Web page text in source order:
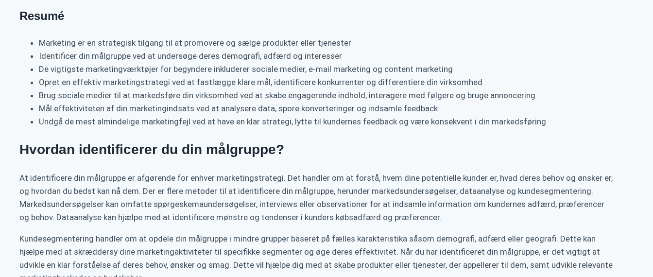
Resumé
Marketing er en strategisk tilgang til at promovere og sælge produkter eller tjenester
Identificer din målgruppe ved at undersøge deres demografi, adfærd og interesser
De vigtigste marketingværktøjer for begyndere inkluderer sociale medier, e-mail marketing og content marketing
Opret en effektiv marketingstrategi ved at fastlægge klare mål, identificere konkurrenter og differentiere din virksomhed
Brug sociale medier til at markedsføre din virksomhed ved at skabe engagerende indhold, interagere med følgere og bruge annoncering
Mål effektiviteten af din marketingindsats ved at analysere data, spore konverteringer og indsamle feedback
Undgå de mest almindelige marketingfejl ved at have en klar strategi, lytte til kundernes feedback og være konsekvent i din markedsføring
Hvordan identificerer du din målgruppe?
At identificere din målgruppe er afgørende for enhver marketingstrategi. Det handler om at forstå, hvem dine potentielle kunder er, hvad deres behov og ønsker er,
og hvordan du bedst kan nå dem. Der er flere metoder til at identificere din målgruppe, herunder markedsundersøgelser, dataanalyse og kundesegmentering.
Markedsundersøgelser kan omfatte spørgeskemaundersøgelser, interviews eller observationer for at indsamle information om kundernes adfærd, præferencer
og behov. Dataanalyse kan hjælpe med at identificere mønstre og tendenser i kunders købsadfærd og præferencer.
Kundesegmentering handler om at opdele din målgruppe i mindre grupper baseret på fælles karakteristika såsom demografi, adfærd eller geografi. Dette kan
hjælpe med at skræddersy dine marketingaktiviteter til specifikke segmenter og øge deres effektivitet. Når du har identificeret din målgruppe, er det vigtigt at
udvikle en klar forståelse af deres behov, ønsker og smag. Dette vil hjælpe dig med at skabe produkter eller tjenester, der appellerer til dem, samt udvikle relevante